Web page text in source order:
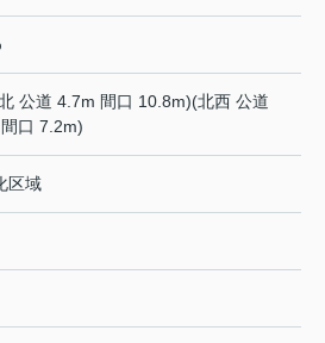
公道 4.7m 間口 10.8m)(北西 公道
口 7.2m)
区域